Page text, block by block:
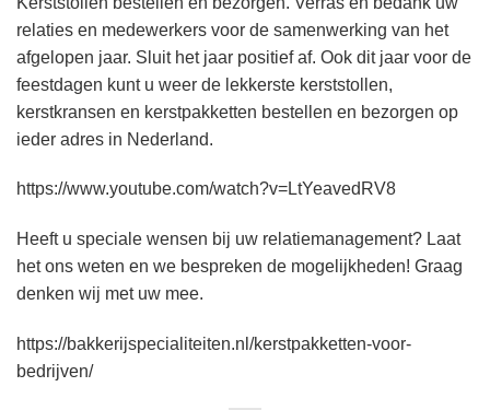
relaties en medewerkers voor de samenwerking van het
afgelopen jaar. Sluit het jaar positief af. Ook dit jaar voor de
feestdagen kunt u weer de lekkerste kerststollen,
kerstkransen en kerstpakketten bestellen en bezorgen op
ieder adres in Nederland.
https://www.youtube.com/watch?v=LtYeavedRV8
Heeft u speciale wensen bij uw relatiemanagement? Laat
het ons weten en we bespreken de mogelijkheden! Graag
denken wij met uw mee.
https://bakkerijspecialiteiten.nl/kerstpakketten-voor-
bedrijven/